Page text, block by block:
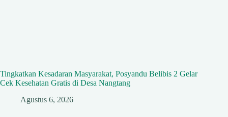
Tingkatkan Kesadaran Masyarakat, Posyandu Belibis 2 Gelar
Cek Kesehatan Gratis di Desa Nangtang
Agustus 6, 2026